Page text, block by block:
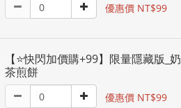
優惠價 NT$99
【⭐快閃加價購+99】限量隱藏版_奶
茶煎餅
優惠價 NT$99